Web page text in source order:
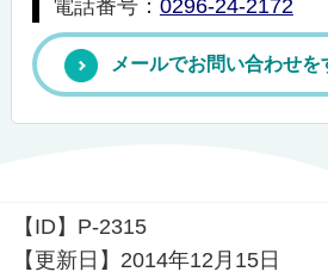
電話番号： 0296-24-2172
メールでお問い合わせを
【ID】 P-2315
【更新日】 2014年12月15日